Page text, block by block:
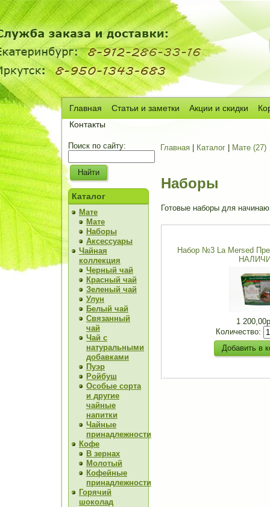
Главная Статьи и заметки Акции и скидки
Контакты
Поиск по сайту:
Каталог
Мате
Мате
Наборы
Аксессуары
Чайная
коллекция
Черный чай
Красный чай
Зеленый чай
Улун
Белый чай
Связанный
чай
Чай с
натуральными
добавками
Пуэр
Ройбуш
Особые сорта
и другие
чайные
напитки
Чайные
принадлежности
Кофе
В зернах
Молотый
Кофейные
принадлежности
Горячий
шоколад
Главная Каталог Мате (27)
Наборы
Готовые наборы для
Набор №3 La Mersed
1
Количество: